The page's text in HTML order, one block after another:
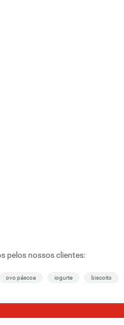
pelos nossos clientes:
ovo páscoa iogurte biscoito